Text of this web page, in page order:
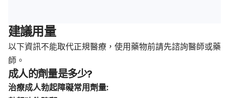
建議用量
以下資訊不能取代正規醫療，使用藥物前請先諮詢醫師或藥
師。
成人的劑量是多少?
治療成人勃起障礙常用劑量: